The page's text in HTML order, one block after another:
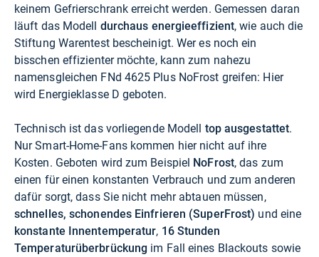
keinem Gefrierschrank erreicht werden. Gemessen daran
läuft das Modell durchaus energieeffizient, wie auch die
Stiftung Warentest bescheinigt. Wer es noch ein
bisschen effizienter möchte, kann zum nahezu
namensgleichen FNd 4625 Plus NoFrost greifen: Hier
wird Energieklasse D geboten.
Technisch ist das vorliegende Modell top ausgestattet.
Nur Smart-Home-Fans kommen hier nicht auf ihre
Kosten. Geboten wird zum Beispiel NoFrost, das zum
einen für einen konstanten Verbrauch und zum anderen
dafür sorgt, dass Sie nicht mehr abtauen müssen,
schnelles, schonendes Einfrieren (SuperFrost) und eine
konstante Innentemperatur, 16 Stunden
Temperaturüberbrückung im Fall eines Blackouts sowie